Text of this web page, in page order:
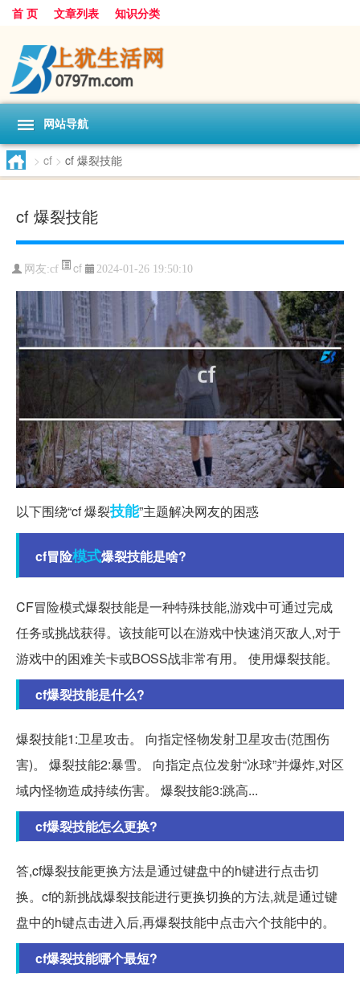
首 页 文章列表 知识分类
网站导航
> cf > cf 爆裂技能
cf 爆裂技能
网友:cf cf 2024-01-26 19:50:10
以下围绕“cf 爆裂技能”主题解决网友的困惑
cf冒险模式爆裂技能是啥?
CF冒险模式爆裂技能是一种特殊技能,游戏中可通过完成
任务或挑战获得。该技能可以在游戏中快速消灭敌人,对于
游戏中的困难关卡或BOSS战非常有用。 使用爆裂技能。
cf爆裂技能是什么?
爆裂技能1:卫星攻击。 向指定怪物发射卫星攻击(范围伤
害)。 爆裂技能2:暴雪。 向指定点位发射“冰球”并爆炸,对区
域内怪物造成持续伤害。 爆裂技能3:跳高...
cf爆裂技能怎么更换?
答,cf爆裂技能更换方法是通过键盘中的h键进行点击切
换。cf的新挑战爆裂技能进行更换切换的方法,就是通过键
盘中的h键点击进入后,再爆裂技能中点击六个技能中的。
cf爆裂技能哪个最短?